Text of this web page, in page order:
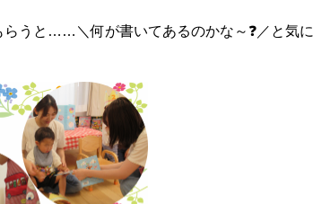
うと……＼何が書いてあるのかな～❓／と気に